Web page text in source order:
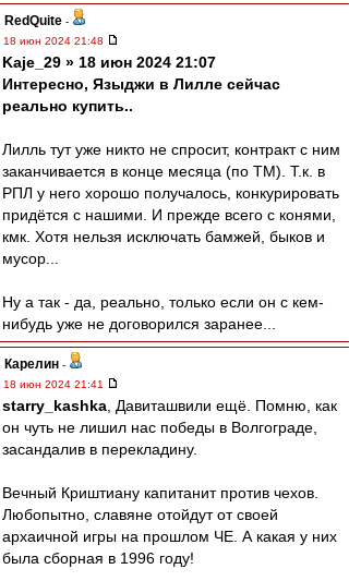
RedQuite -
18 июн 2024 21:48
Kaje_29 » 18 июн 2024 21:07
Интересно, Языджи в Лилле сейчас
реально купить..
Лилль тут уже никто не спросит, контракт с ним
заканчивается в конце месяца (по ТМ). Т.к. в
РПЛ у него хорошо получалось, конкурировать
придётся с нашими. И прежде всего с конями,
кмк. Хотя нельзя исключать бамжей, быков и
мусор...
Ну а так - да, реально, только если он с кем-
нибудь уже не договорился заранее...
Карелин -
18 июн 2024 21:41
starry_kashka , Давиташвили ещё. Помню, как
он чуть не лишил нас победы в Волгограде,
засандалив в перекладину.
Вечный Криштиану капитанит против чехов.
Любопытно, славяне отойдут от своей
архаичной игры на прошлом ЧЕ. А какая у них
была сборная в 1996 году!